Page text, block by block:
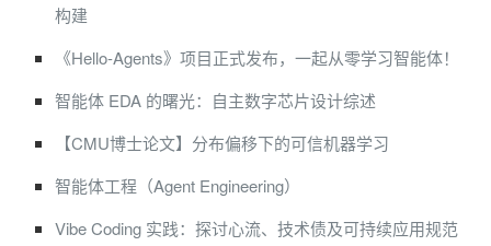
构建
《Hello-Agents》项目正式发布，一起从零学习智能体！
智能体 EDA 的曙光：自主数字芯片设计综述
【CMU博士论文】分布偏移下的可信机器学习
智能体工程（Agent Engineering）
Vibe Coding 实践：探讨心流、技术债及可持续应用规范